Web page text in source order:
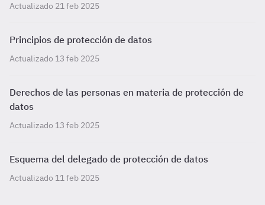
Actualizado 21 feb 2025
Principios de protección de datos
Actualizado 13 feb 2025
Derechos de las personas en materia de protección de
datos
Actualizado 13 feb 2025
Esquema del delegado de protección de datos
Actualizado 11 feb 2025